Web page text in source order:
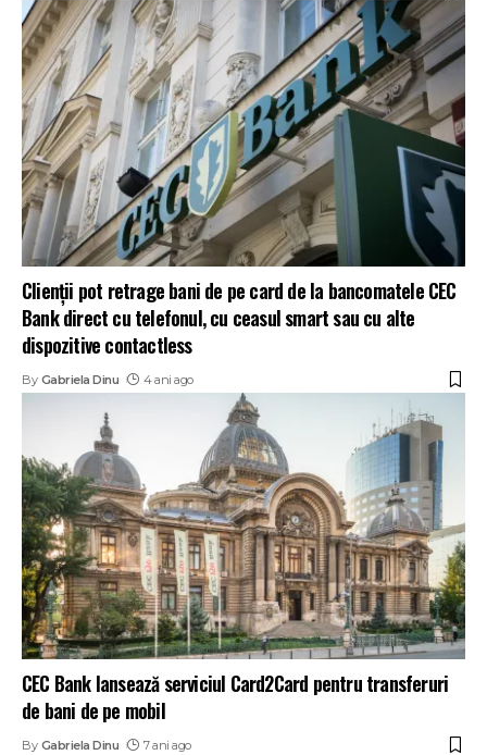
Clienții pot retrage bani de pe card de la bancomatele CEC
Bank direct cu telefonul, cu ceasul smart sau cu alte
dispozitive contactless
By Gabriela Dinu 4 ani ago
CEC Bank lansează serviciul Card2Card pentru transferuri
de bani de pe mobil
By Gabriela Dinu 7 ani ago